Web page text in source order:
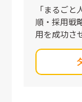
「まるご
順・採用戦
用を成功さ